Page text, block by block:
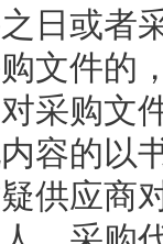
日或者
文件的
采购文
容的以
供应商